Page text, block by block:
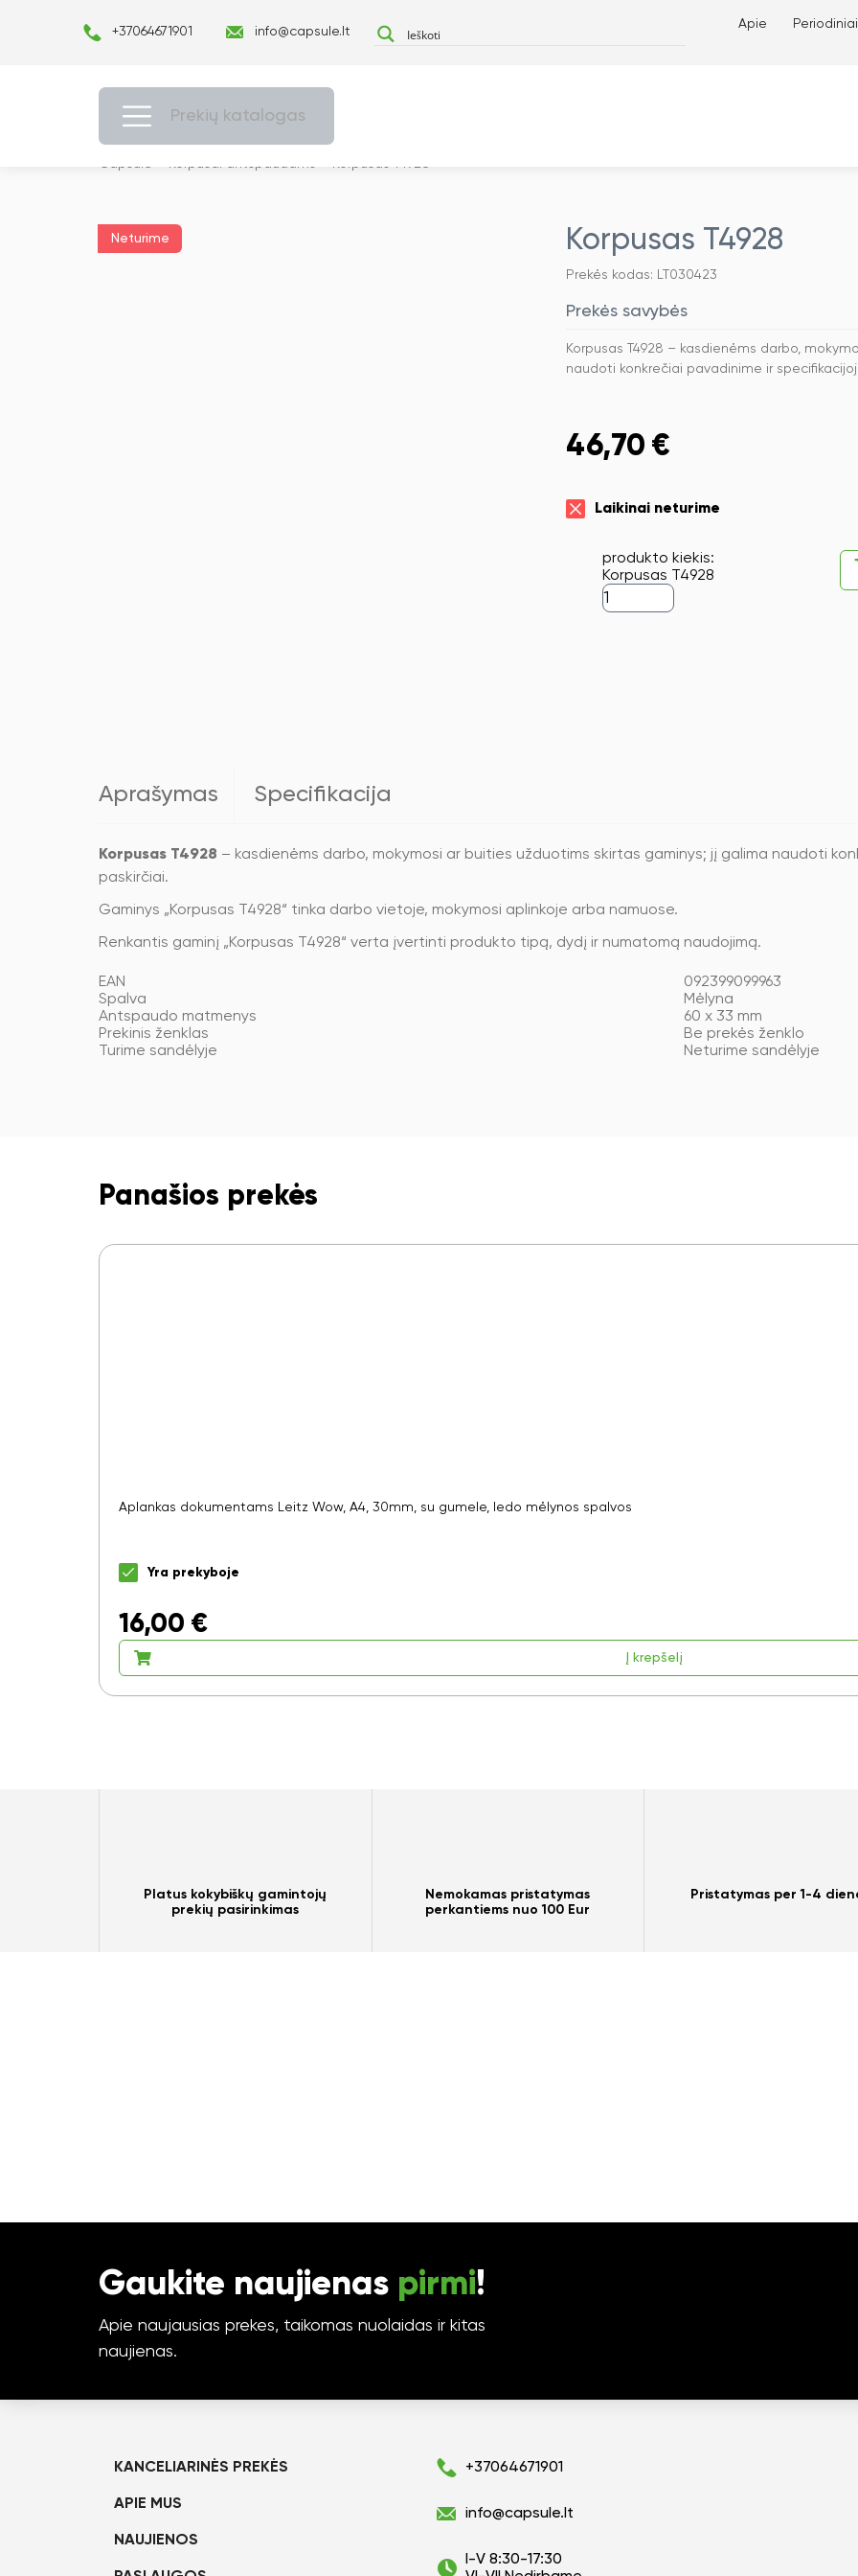
+37064671901 info@capsule.lt
Apie
Prekių katalogas
Capsulė Korpusai antspaudams Korpusas T4928
Neturime Korpusas T4928
Prekės kodas: LT030423
Prekės savybės
Korpusas T4928 – kasdienėms darbo,
naudoti konkrečiai pavadinime ir
46,70 €
Laikinai neturime
produkto kiekis:
Korpusas T4928
Aprašymas Specifikacija
Korpusas T4928 – kasdienėms darbo, mokymosi ar buities užduotims skirtas gaminys; jį galima naudoti
paskirčiai.
Gaminys „Korpusas T4928“ tinka darbo vietoje, mokymosi aplinkoje arba namuose.
Renkantis gaminį „Korpusas T4928“ verta įvertinti produkto tipą, dydį ir numatomą naudojimą.
EAN
092399099963
Spalva
Mėlyna
Antspaudo matmenys
60 x 33 mm
Prekinis ženklas
Be prekės ženklo
Turime sandėlyje
Neturime sandėlyje
Panašios prekės
Aplankas dokumentams Leitz Wow, A4, 30mm, su gumele, ledo mėlynos spalvos
Yra prekyboje
16,00 €
Į krepšelį
Platus kokybiškų gamintojų
prekių pasirinkimas
Nemokamas pristatymas
perkantiems nuo 100 Eur
Pristatymas per 1-4
Gaukite naujienas pirmi!
Apie naujausias prekes, taikomas nuolaidas ir kitas
naujienas.
KANCELIARINĖS PREKĖS
APIE MUS
NAUJIENOS
+37064671901
info@capsule.lt
I-V 8:30-17:30